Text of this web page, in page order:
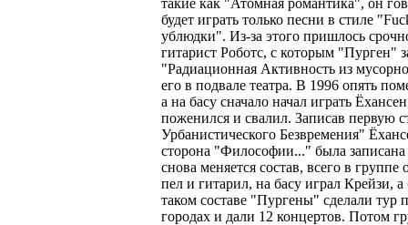
будет играть только песни в стиле
ублюдки". Из-за этого пришлось
гитарист Роботс, с которым "Пурген"
"Радиационная Активность из
его в подвале театра. В 1996 опять
а на басу сначало начал играть
поженился и свалил. Записав первую
Урбанистического Безвремения"
сторона "Философии..." была
снова меняется состав, всего в
пел и гитарил, на басу играл Крейзи,
таком составе "Пургены" сделали тур
городах и дали 12 концертов. Потом